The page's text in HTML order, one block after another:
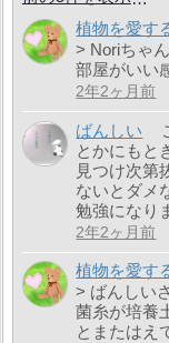
植物を愛す
> Noriちゃ
部屋がいい
2年2ヶ月前
ばんしい
とかにもと
見つけ次第
ないとダメ
勉強になり
2年2ヶ月前
植物を愛す
> ばんしい
菌糸が培養
とまたはえ